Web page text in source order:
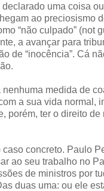
uma coisa
ao preciosismo
“não culpado” (not
a avançar para
de “inocência”. Cá
medida de
a sua vida normal,
porém, ter o direito de
caso concreto. Paulo
ao seu trabalho no
de ministros por
duas uma: ou ele